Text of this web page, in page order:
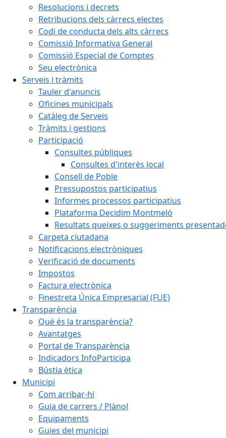
Resolucions i decrets
Retribucions dels càrrecs electes
Codi de conducta dels alts càrrecs
Comissió Informativa General
Comissió Especial de Comptes
Seu electrònica
Serveis i tràmits
Tauler d'anuncis
Oficines municipals
Catàleg de Serveis
Tràmits i gestions
Participació
Consultes públiques
Consultes d'interès local
Consell de Poble
Pressupostos participatius
Informes processos participatius
Plataforma Decidim Montmeló
Resultats queixes o suggeriments
Carpeta ciutadana
Notificacions electròniques
Verificació de documents
Impostos
Factura electrònica
Finestreta Única Empresarial (FUE)
Transparència
Què és la transparència?
Avantatges
Portal de Transparència
Indicadors InfoParticipa
Bústia ètica
Municipi
Com arribar-hi
Guia de carrers / Plànol
Equipaments
Guies del municipi